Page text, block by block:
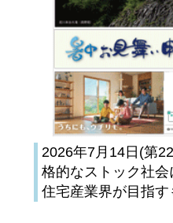
2026年7月14日(第
格的なストック社
住宅産業界が目指す